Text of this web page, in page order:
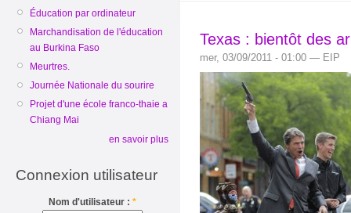
Éducation par ordinateur
Marchandisation de l'éducation
au Burkina Faso
Meurtres.
Journée Nationale du sourire
Projet d'une école franco-thaie a
Chiang Mai
en savoir plus
Connexion utilisateur
Nom d'utilisateur : *
Texas : bientôt des
mer, 03/09/2011 - 01:00 — EIP